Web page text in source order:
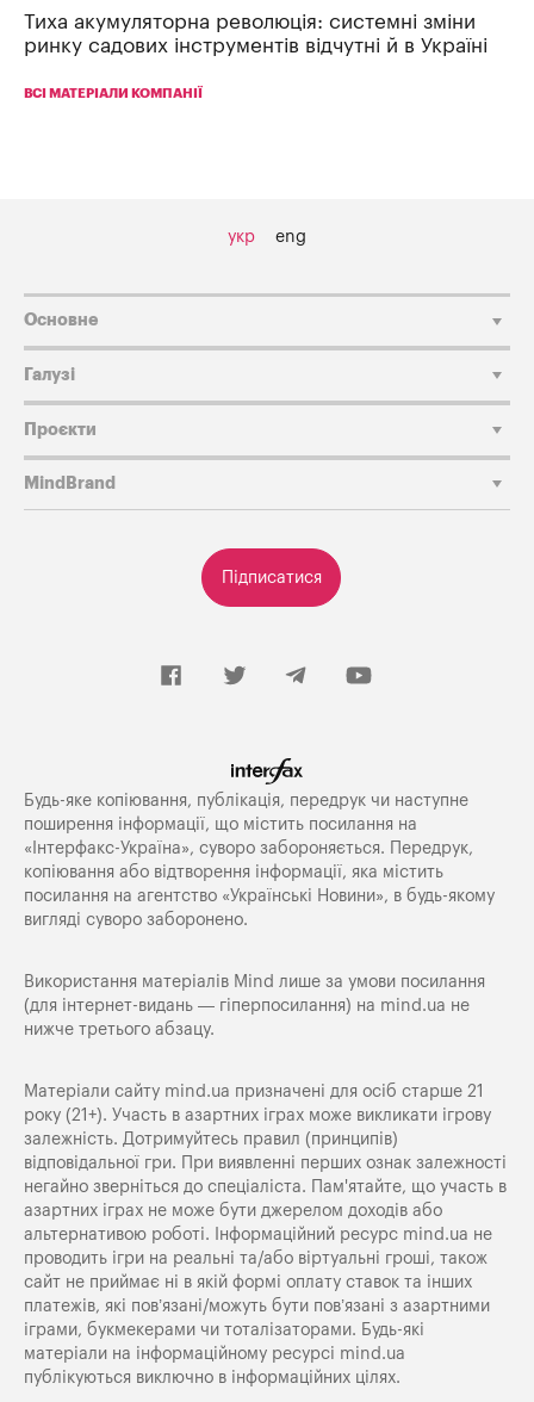
Тиха акумуляторна революція: системні зміни
ринку садових інструментів відчутні й в Україні
ВСІ МАТЕРІАЛИ КОМПАНІЇ
укр eng
Підписатися
Основне
Галузі
Проєкти
MindBrand
Будь-яке копiювання, публiкацiя, передрук чи наступне
поширення iнформацiї, що мiстить посилання на
«Iнтерфакс-Україна», суворо забороняється. Передрук,
копіювання або відтворення інформації, яка містить
посилання на агентство «Українські Новини», в будь-якому
вигляді суворо заборонено.
Використання матеріалів Mind лише за умови посилання
(для інтернет-видань — гіперпосилання) на mind.ua не
нижче третього абзацу.
Матеріали сайту mind.ua призначені для осіб старше 21
року (21+). Участь в азартних іграх може викликати ігрову
залежність. Дотримуйтесь правил (принципів)
відповідальної гри. При виявленні перших ознак залежності
негайно зверніться до спеціаліста. Пам'ятайте, що участь в
азартних іграх не може бути джерелом доходів або
альтернативою роботі. Інформаційний ресурс mind.ua не
проводить ігри на реальні та/або віртуальні гроші, також
сайт не приймає ні в якій формі оплату ставок та інших
платежів, які пов’язані/можуть бути пов’язані з азартними
іграми, букмекерами чи тоталізаторами. Будь-які
матеріали на інформаційному ресурсі mind.ua
публікуються виключно в інформаційних цілях.